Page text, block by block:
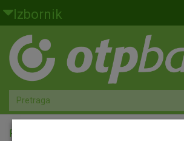
Skoči na glavni sadržaj
Izbornik
Građani
Privatno bankarstvo
Agro
Mala poduzeća i obrtnici
Početna